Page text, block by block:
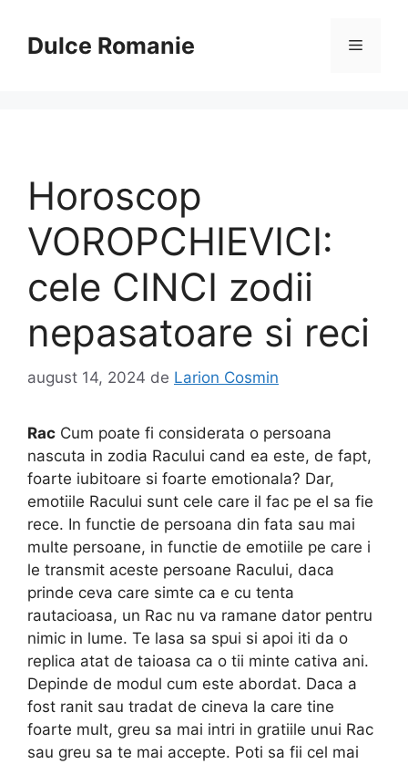
conținutDulce Romanie Meniu
Horoscop
VOROPCHIEVICI:
cele CINCI zodii
nepasatoare si reci
august 14, 2024 de Larion Cosmin
Rac Cum poate fi considerata o persoana
nascuta in zodia Racului cand ea este, de fapt,
foarte iubitoare si foarte emotionala? Dar,
emotiile Racului sunt cele care il fac pe el sa fie
rece. In functie de persoana din fata sau mai
multe persoane, in functie de emotiile pe care i
le transmit aceste persoane Racului, daca
prinde ceva care simte ca e cu tenta
rautacioasa, un Rac nu va ramane dator pentru
nimic in lume. Te lasa sa spui si apoi iti da o
replica atat de taioasa ca o tii minte cativa ani.
Depinde de modul cum este abordat. Daca a
fost ranit sau tradat de cineva la care tine
foarte mult, greu sa mai intri in gratiile unui Rac
sau greu sa te mai accepte. Poti sa fii cel mai